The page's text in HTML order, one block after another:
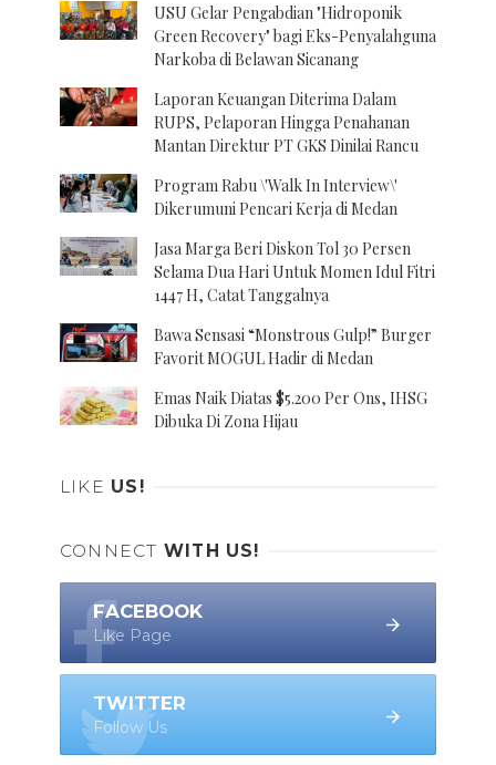
USU Gelar Pengabdian "Hidroponik
Green Recovery" bagi Eks-Penyalahguna
Narkoba di Belawan Sicanang
Laporan Keuangan Diterima Dalam
RUPS, Pelaporan Hingga Penahanan
Mantan Direktur PT GKS Dinilai Rancu
Program Rabu \'Walk In Interview\'
Dikerumuni Pencari Kerja di Medan
Jasa Marga Beri Diskon Tol 30 Persen
Selama Dua Hari Untuk Momen Idul Fitri
1447 H, Catat Tanggalnya
Bawa Sensasi “Monstrous Gulp!” Burger
Favorit MOGUL Hadir di Medan
Emas Naik Diatas $5.200 Per Ons, IHSG
Dibuka Di Zona Hijau
LIKE US!
CONNECT WITH US!
FACEBOOK
Like Page
TWITTER
Follow Us